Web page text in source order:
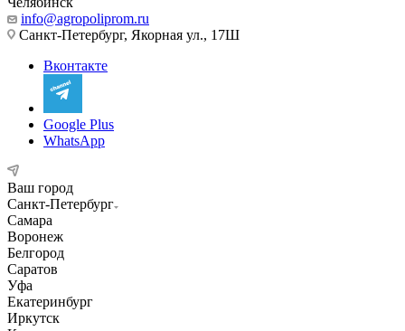
info@agropoliprom.ru
Санкт-Петербург, Якорная ул., 17Ш
Вконтакте
Google Plus
WhatsApp
Ваш город
Санкт-Петербург
Самара
Воронеж
Белгород
Саратов
Уфа
Екатеринбург
Иркутск